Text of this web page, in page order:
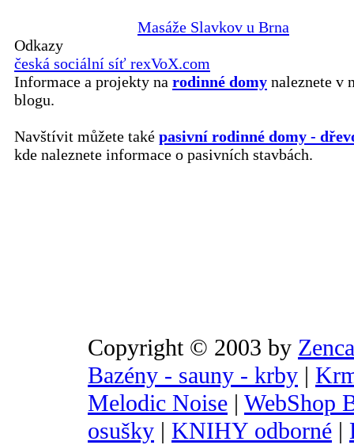
Masáže Slavkov u Brna
Odkazy
česká sociální síť rexVoX.com
Informace a projekty na rodinné domy naleznete v
blogu.
Navštívit můžete také pasivní rodinné domy -
kde naleznete informace o pasivních stavbách.
Copyright © 2003 by
Bazény - sauny - krby |
Melodic Noise | WebShop
osušky | KNIHY odborné |